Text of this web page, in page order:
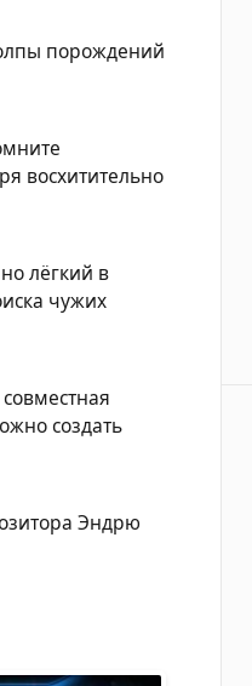
порождений
восхитительно
лёгкий в
чужих
создать
Эндрю